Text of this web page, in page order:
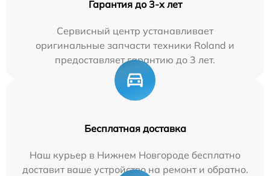
Гарантия до 3-х лет
Сервисный центр устанавливает
оригинальные запчасти техники Roland и
предоставляет гарантию до 3 лет.
Бесплатная доставка
Наш курьер в Нижнем Новгороде бесплатно
доставит ваше устройство на ремонт и обратно.